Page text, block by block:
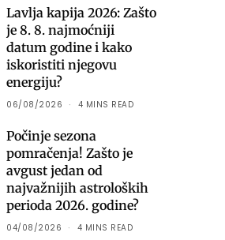
Lavlja kapija 2026: Zašto
je 8. 8. najmoćniji
datum godine i kako
iskoristiti njegovu
energiju?
06/08/2026 4 MINS READ
Počinje sezona
pomračenja! Zašto je
avgust jedan od
najvažnijih astroloških
perioda 2026. godine?
04/08/2026 4 MINS READ